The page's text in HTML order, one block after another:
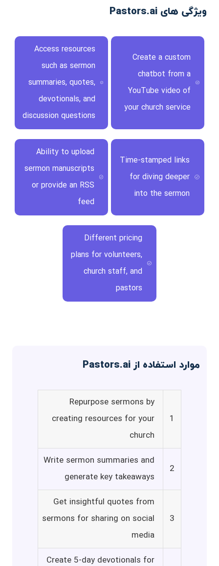
ویژگی های Pastors.ai
Create a custom
chatbot from a
YouTube video of
your church service
Access resources
such as sermon
summaries, quotes,
devotionals, and
discussion questions
Time-stamped links
for diving deeper
into the sermon
Ability to upload
sermon manuscripts
or provide an RSS
feed
Different pricing
plans for volunteers,
church staff, and
pastors
موارد استفاده از Pastors.ai
1
Repurpose sermons by
creating resources for your
church
2
Write sermon summaries and
generate key takeaways
3
Get insightful quotes from
sermons for sharing on social
media
Create 5-day devotionals for